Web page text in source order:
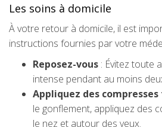
Les soins à domicile
À votre retour à domicile, il est
instructions fournies par votre
Reposez-vous : Évitez toute
intense pendant au moins
Appliquez des
le gonflement, appliquez des
le nez et autour des yeux.